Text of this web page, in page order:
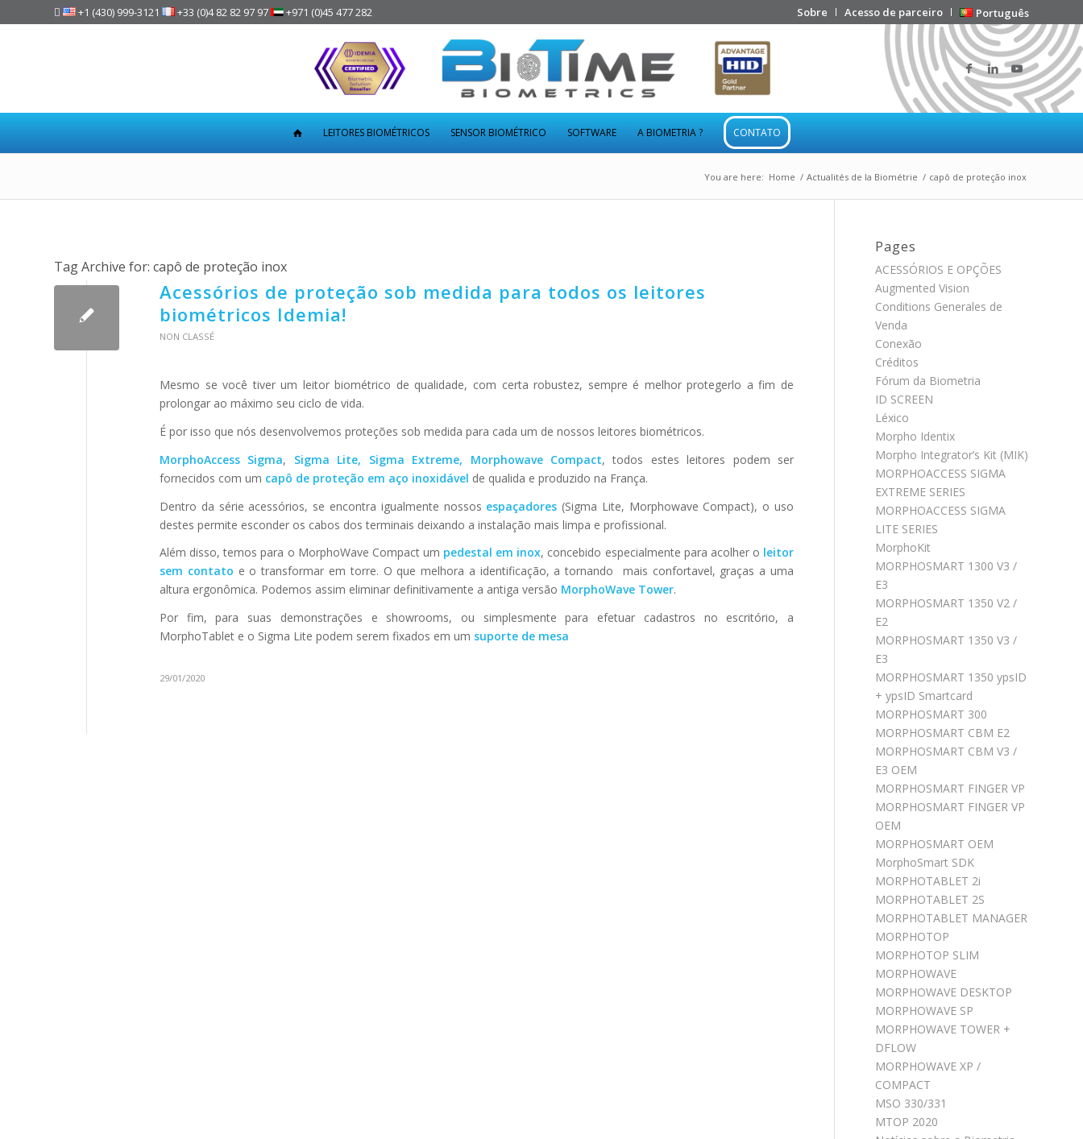
Sobre Acesso de parceiro Português
 +1 (430) 999-3121 +33 (0)4 82 82 97 97 +971 (0)45 477 282
LEITORES BIOMÉTRICOS SENSOR BIOMÉTRICO SOFTWARE A BIOMETRIA ? CONTATO
You are here: Home / Actualités de la Biométrie / capô de proteção inox
Tag Archive for: capô de proteção inox
Acessórios de proteção sob medida para todos os leitores
biométricos Idemia!
NON CLASSÉ
Mesmo se você tiver um leitor biométrico de qualidade, com certa robustez, sempre é melhor protegerlo a fim de
prolongar ao máximo seu ciclo de vida.
É por isso que nós desenvolvemos proteções sob medida para cada um de nossos leitores biométricos.
MorphoAccess Sigma, Sigma Lite, Sigma Extreme, Morphowave Compact, todos estes leitores podem ser
fornecidos com um capô de proteção em aço inoxidável de qualida e produzido na França.
Dentro da série acessórios, se encontra igualmente nossos espaçadores (Sigma Lite, Morphowave Compact), o uso
destes permite esconder os cabos dos terminais deixando a instalação mais limpa e profissional.
Além disso, temos para o MorphoWave Compact um pedestal em inox, concebido especialmente para acolher o leitor
sem contato e o transformar em torre. O que melhora a identificação, a tornando mais confortavel, graças a uma
altura ergonômica. Podemos assim eliminar definitivamente a antiga versão MorphoWave Tower.
Por fim, para suas demonstrações e showrooms, ou simplesmente para efetuar cadastros no escritório, a
MorphoTablet e o Sigma Lite podem serem fixados em um suporte de mesa
29/01/2020
Pages
ACESSÓRIOS E OPÇÕES
Augmented Vision
Conditions Generales de
Venda
Conexão
Créditos
Fórum da Biometria
ID SCREEN
Léxico
Morpho Identix
Morpho Integrator’s Kit (MIK)
MORPHOACCESS SIGMA
EXTREME SERIES
MORPHOACCESS SIGMA
LITE SERIES
MorphoKit
MORPHOSMART 1300 V3 /
E3
MORPHOSMART 1350 V2 /
E2
MORPHOSMART 1350 V3 /
E3
MORPHOSMART 1350 ypsID
+ ypsID Smartcard
MORPHOSMART 300
MORPHOSMART CBM E2
MORPHOSMART CBM V3 /
E3 OEM
MORPHOSMART FINGER VP
MORPHOSMART FINGER VP
OEM
MORPHOSMART OEM
MorphoSmart SDK
MORPHOTABLET 2i
MORPHOTABLET 2S
MORPHOTABLET MANAGER
MORPHOTOP
MORPHOTOP SLIM
MORPHOWAVE
MORPHOWAVE DESKTOP
MORPHOWAVE SP
MORPHOWAVE TOWER +
DFLOW
MORPHOWAVE XP /
COMPACT
MSO 330/331
MTOP 2020